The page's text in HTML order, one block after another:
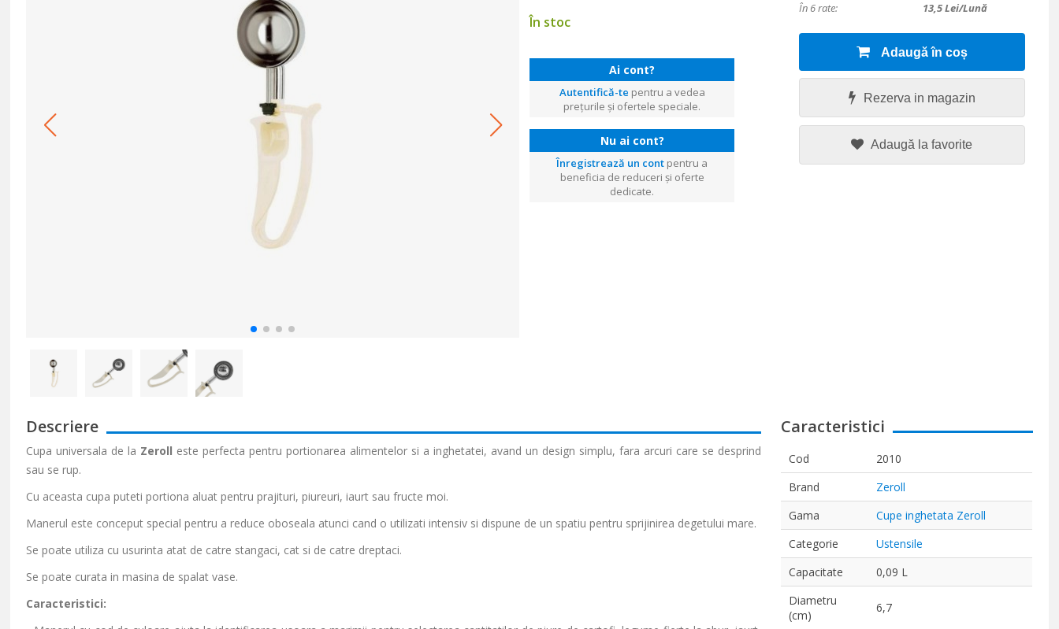
În stoc
Ai cont?
Autentifică-te pentru a vedea
prețurile și ofertele speciale.
Nu ai cont?
Înregistrează un cont pentru a
beneficia de reduceri și oferte
dedicate.
În 6 rate: 13,5Lei/lună
Adaugă în coș
Rezerva in magazin
Adaugă la favorite
Descriere
Cupa universala de la Zeroll este perfecta pentru portionarea alimentelor si a inghetatei, avand un design simplu, fara arcuri care se desprind
sau se rup.
Cu aceasta cupa puteti portiona aluat pentru prajituri, piureuri, iaurt sau fructe moi.
Manerul este conceput special pentru a reduce oboseala atunci cand o utilizati intensiv si dispune de un spatiu pentru sprijinirea degetului mare.
Se poate utiliza cu usurinta atat de catre stangaci, cat si de catre dreptaci.
Se poate curata in masina de spalat vase.
Caracteristici:
Caracteristici
Cod
2010
Brand
Zeroll
Gama
Cupe inghetata Zeroll
Categorie
Ustensile
Capacitate
0,09 L
Diametru
(cm)
6,7